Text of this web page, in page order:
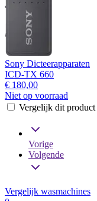
Sony Dicteerapparaten
ICD-TX 660
€ 180,00
Niet op voorraad
Vergelijk dit product
Vorige
Volgende
Vergelijk wasmachines